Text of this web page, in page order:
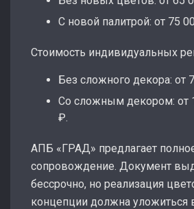
С новой палитрой: от 75
Стоимость индивидуальных
Без сложного декора: от
Со сложным декором: от
₽.
АПБ «ГРАД» предлагает
сопровождение. Документ
бессрочно, но реализация
концепции должна уложиться